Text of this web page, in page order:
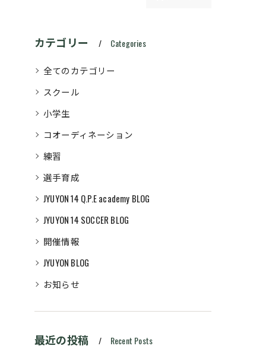
カテゴリー Categories
全てのカテゴリー
スクール
小学生
コオーディネーション
練習
選手育成
JYUYON 14 Q.P.E academy BLOG
JYUYON 14 SOCCER BLOG
開催情報
JYUYON BLOG
お知らせ
最近の投稿 Recent Posts